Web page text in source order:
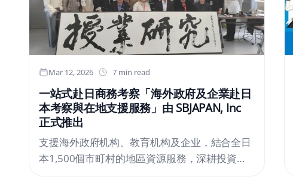
金屬部件，備有純銀款及黃銅鍍18K金款。櫻花
主題的金屬裝飾，由 JOE WATANABE 設計，東
京銀器的上川宗光氏負責製作。此外，「錦帶橋
與櫻花（筷子托套裝）」則以錦帶橋為主題的筷
子托，搭配櫻花木製成的筷子，組合成套裝發
售。JOE WATANABE 就「錦帶橋與櫻花」系列
表示：「在岩國感受到的，不僅是景觀之美，更
是土地與人和諧共融的氛圍。」東京銀器的純銀
製銀杯・酒器東京銀器所推出的銀杯・銀爵系
列，展售「銀杯 櫻」「銀杯 朧」等純銀製酒
Mar 12, 2026 7 min read
一站式赴日商務考察「海外政府及企業赴日
本考察與在地支援服務」由 SBJAPAN, Inc
正式推出
支援海外政府机构、教育机构及企业，結合全日
本1,500個市町村的地區資源服務，深耕投資、